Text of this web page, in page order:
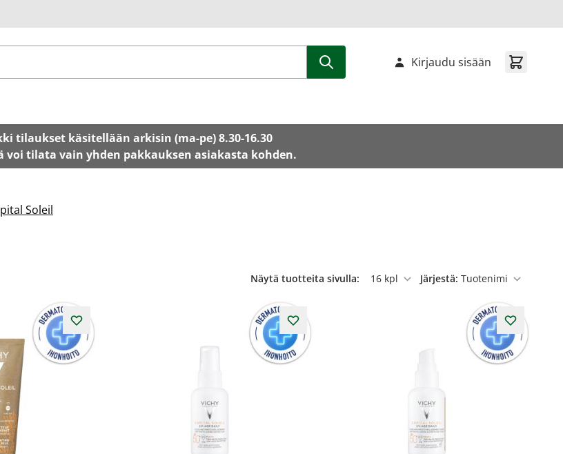
Kirjaudu sisään
tilaukset käsitellään arkisin (ma-pe) 8.30-16.30
voi tilata vain yhden pakkauksen asiakasta kohden.
Soleil
Näytä tuotteita sivulla:
per sivu
Järjestä: